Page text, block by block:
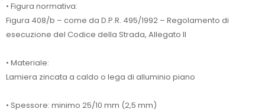
• Figura normativa:
Figura 408/b – come da D.P.R. 495/1992 – Regolamento di
esecuzione del Codice della Strada, Allegato II
• Materiale:
Lamiera zincata a caldo o lega di alluminio piano
• Spessore: minimo 25/10 mm (2,5 mm)